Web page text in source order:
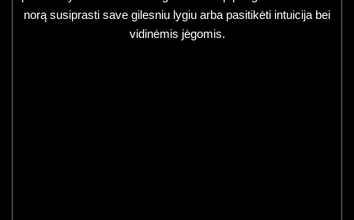
norą susiprasti save gilesniu lygiu arba pasitikėti intuicija bei
vidinėmis jėgomis.